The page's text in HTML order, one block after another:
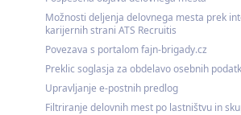
Možnosti deljenja delovnega mesta prek
karijernih strani ATS Recruitis
Povezava s portalom fajn-brigady.cz
Preklic soglasja za obdelavo osebnih
Upravljanje e-postnih predlog
Filtriranje delovnih mest po lastništvu in